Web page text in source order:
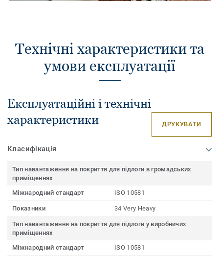
Технічні характеристики та
умови експлуатації
Експлуатаційні і технічні
характеристики
ДРУКУВАТИ
Класифікація
Тип навантаження на покриття для підлоги в громадських
приміщеннях
Міжнародний стандарт
ISO 10581
Показники 34 Very Heavy
Тип навантаження на покриття для підлоги у виробничих
приміщеннях
Міжнародний стандарт
ISO 10581